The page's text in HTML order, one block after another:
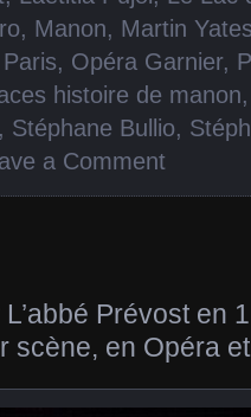
, Manon, Martin
, Opéra Garnier,
histoire de manon
, Stéphane Bullio,
a Comment
L’abbé Prévost en
scène, en Opéra